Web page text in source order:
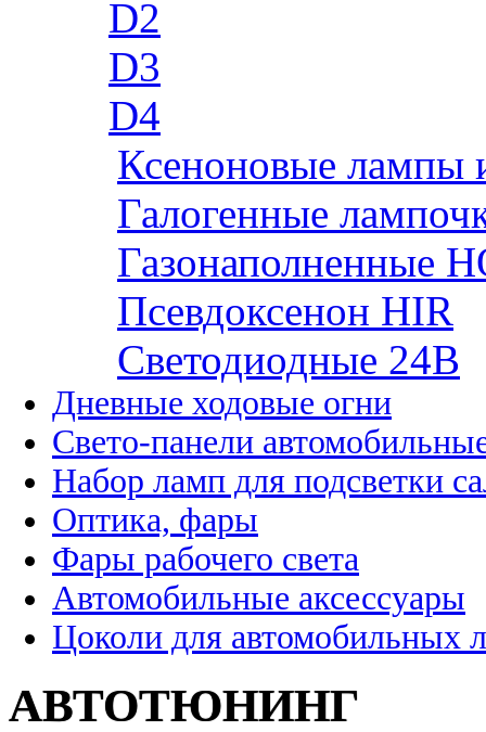
D2
D3
D4
Ксеноновые лампы
Галогенные
Газонаполненные
Псевдоксенон HIR
Cветодиодные 24B
Дневные ходовые огни
Свето-панели
Набор ламп для подсветки
Оптика, фары
Фары рабочего света
Автомобильные аксессуары
Цоколи для автомобильных
АВТОТЮНИНГ